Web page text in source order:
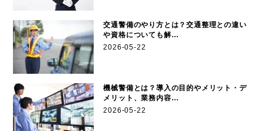
交通警備のやり方とは？交通整理との違い
や資格についても解…
2026-05-22
機械警備とは？導入の目的やメリット・デ
メリット、業務内容…
2026-05-22